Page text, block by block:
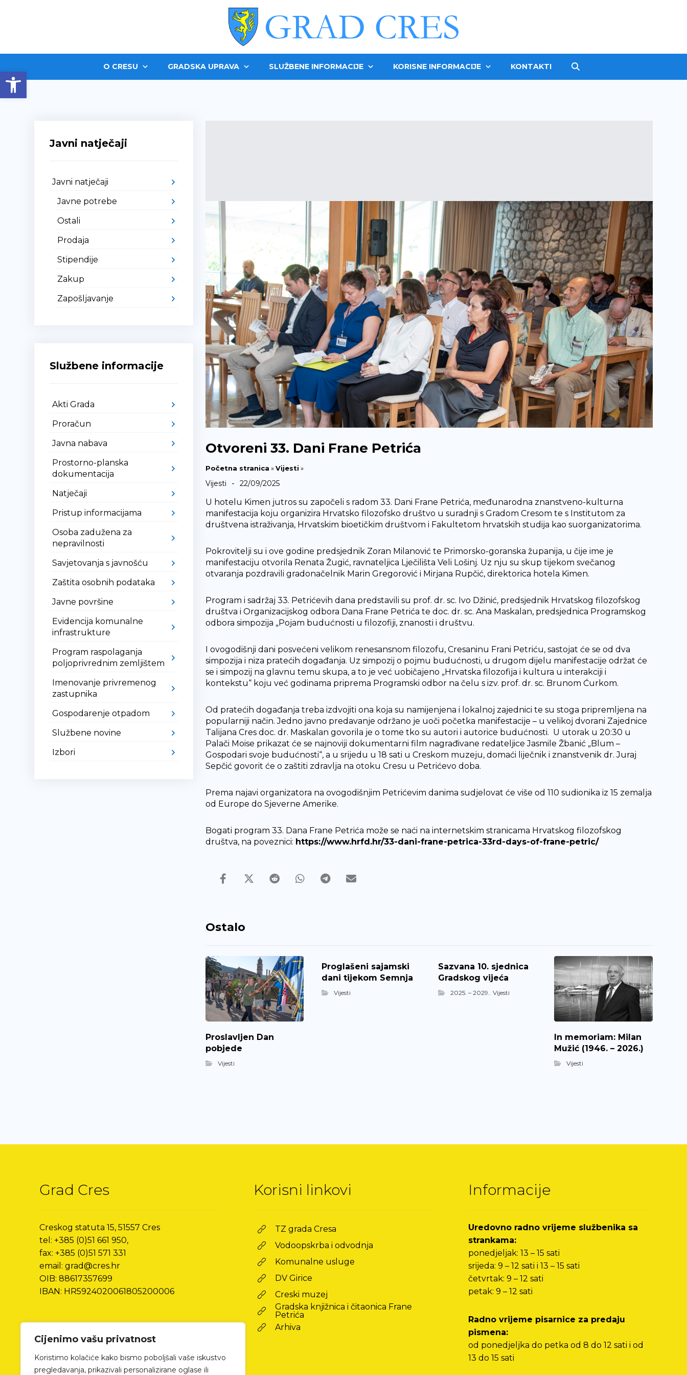
Open toolbar
Cijenimo vašu privatnost
Koristimo kolačiće kako bismo poboljšali vaše iskustvo
pregledavanja, prikazivali personalizirane oglase ili
O CRESU GRADSKA UPRAVA SLUŽBENE INFORMACIJE KORISNE INFORMACIJE KONTAKTI
Otvoreni 33. Dani Frane Petrića
Početna stranica »Vijesti »
Vijesti - 22/09/2025
U hotelu Kimen jutros su započeli s radom 33. Dani Frane Petrića, međunarodna znanstveno-kulturna
manifestacija koju organizira Hrvatsko filozofsko društvo u suradnji s Gradom Cresom te s Institutom za
društvena istraživanja, Hrvatskim bioetičkim društvom i Fakultetom hrvatskih studija kao suorganizatorima.
Pokrovitelji su i ove godine predsjednik Zoran Milanović te Primorsko-goranska županija, u čije ime je
manifestaciju otvorila Renata Žugić, ravnateljica Lječilišta Veli Lošinj. Uz nju su skup tijekom svečanog
otvaranja pozdravili gradonačelnik Marin Gregorović i Mirjana Rupčić, direktorica hotela Kimen.
Program i sadržaj 33. Petrićevih dana predstavili su prof. dr. sc. Ivo Džinić, predsjednik Hrvatskog filozofskog
društva i Organizacijskog odbora Dana Frane Petrića te doc. dr. sc. Ana Maskalan, predsjednica Programskog
odbora simpozija „Pojam budućnosti u filozofiji, znanosti i društvu.
I ovogodišnji dani posvećeni velikom renesansnom filozofu, Cresaninu Frani Petriću, sastojat će se od dva
simpozija i niza pratećih događanja. Uz simpozij o pojmu budućnosti, u drugom dijelu manifestacije održat će
se i simpozij na glavnu temu skupa, a to je već uobičajeno „Hrvatska filozofija i kultura u interakciji i
kontekstu“ koju već godinama priprema Programski odbor na čelu s izv. prof. dr. sc. Brunom Ćurkom.
Od pratećih događanja treba izdvojiti ona koja su namijenjena i lokalnoj zajednici te su stoga pripremljena na
popularniji način. Jedno javno predavanje održano je uoči početka manifestacije – u velikoj dvorani Zajednice
Talijana Cres doc. dr. Maskalan govorila je o tome tko su autori i autorice budućnosti. U utorak u 20:30 u
Palači Moise prikazat će se najnoviji dokumentarni film nagrađivane redateljice Jasmile Žbanić „Blum –
Gospodari svoje budućnosti“, a u srijedu u 18 sati u Creskom muzeju, domaći liječnik i znanstvenik dr. Juraj
Sepčić govorit će o zaštiti zdravlja na otoku Cresu u Petrićevo doba.
Prema najavi organizatora na ovogodišnjim Petrićevim danima sudjelovat će više od 110 sudionika iz 15 zemalja
od Europe do Sjeverne Amerike.
Bogati program 33. Dana Frane Petrića može se naći na internetskim stranicama Hrvatskog filozofskog
društva, na poveznici: https://www.hrfd.hr/33-dani-frane-petrica-33rd-days-of-frane-petric/
Ostalo
Proslavljen Dan
pobjede
Vijesti
Proglašeni sajamski
dani tijekom Semnja
Vijesti
Sazvana 10. sjednica
Gradskog vijeća
2025. – 2029., Vijesti
In memoriam: Milan
Mužić (1946. – 2026.)
Vijesti
Javni natječaji
Javni natječaji
Javne potrebe
Ostali
Prodaja
Stipendije
Zakup
Zapošljavanje
Službene informacije
Akti Grada
Proračun
Javna nabava
Prostorno-planska
dokumentacija
Natječaji
Pristup informacijama
Osoba zadužena za
nepravilnosti
Savjetovanja s javnošću
Zaštita osobnih podataka
Javne površine
Evidencija komunalne
infrastrukture
Program raspolaganja
poljoprivrednim zemljištem
Imenovanje privremenog
zastupnika
Gospodarenje otpadom
Službene novine
Izbori
Grad Cres
Creskog statuta 15, 51557 Cres
tel: +385 (0)51 661 950,
fax: +385 (0)51 571 331
email: grad@cres.hr
OIB: 88617357699
IBAN: HR5924020061805200006
Korisni linkovi
TZ grada Cresa
Vodoopskrba i odvodnja
Komunalne usluge
DV Girice
Creski muzej
Gradska knjižnica i čitaonica Frane
Petrića
Arhiva
Informacije
Uredovno radno vrijeme službenika sa
strankama:
ponedjeljak: 13 – 15 sati
srijeda: 9 – 12 sati i 13 – 15 sati
četvrtak: 9 – 12 sati
petak: 9 – 12 sati
Radno vrijeme pisarnice za predaju
pismena:
od ponedjeljka do petka od 8 do 12 sati i od
13 do 15 sati